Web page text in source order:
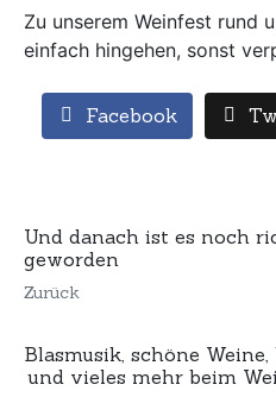
Zu unserem Weinfest rund
einfach hingehen, sonst
Facebook
Und danach ist es noch
geworden
Zurück
Blasmusik, schöne
und vieles mehr beim